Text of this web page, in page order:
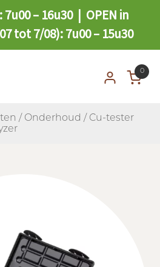
– 16u30 | OPEN in
tot 7/08): 7u00 – 15u30
0
/ Onderhoud / Cu-tester